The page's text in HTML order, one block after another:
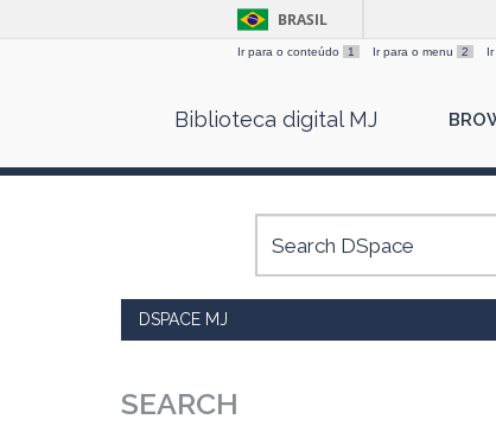
BRASIL
Ir para o conteúdo 1 Ir para o menu 2
Biblioteca digital MJ
DSPACE MJ
SEARCH